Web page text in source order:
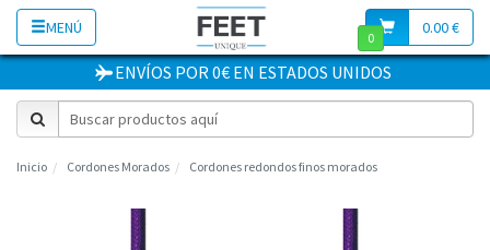
MENÚ 0.00 €
0
ENVÍOS POR 0€ EN ESTADOS UNIDOS
Inicio Cordones Morados Cordones redondos finos morados